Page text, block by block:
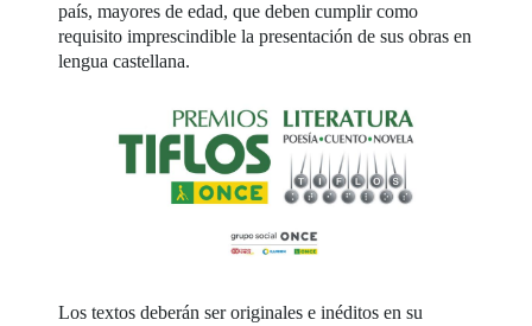
país, mayores de edad, que deben cumplir como
requisito imprescindible la presentación de sus obras en
lengua castellana.
Los textos deberán ser originales e inéditos en su